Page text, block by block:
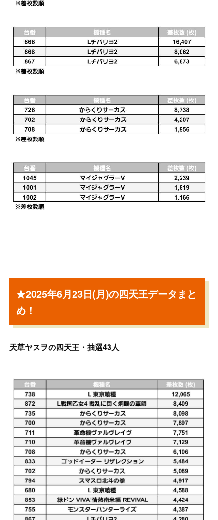
★2025年6月23日(月)の四天王データまと
め！
天草ヤスヲの四天王・抽選43人